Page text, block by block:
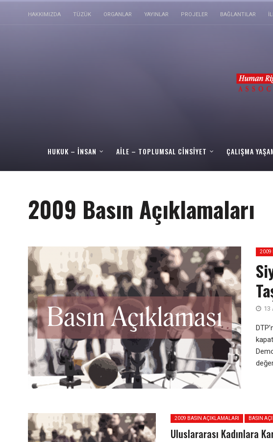
HAKKIMIZDA TÜZÜK ORGANLAR YAYINLAR PROJELER BAĞLANTILAR
HUKUK – İNSAN AILE – TOPLUMSAL CINSIYET ÇALIŞMA
2009 Basın Açıklamaları
2009
13
2009 BASIN AÇIKLAMALARI BASIN
Uluslararası Kadınlara